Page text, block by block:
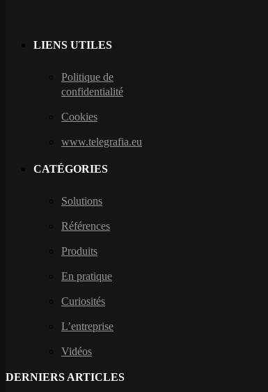
LIENS UTILES
Politique de
confidentialité
Cookies
www.telegrafia.eu
CATÉGORIES
Solutions
Références
Produits
En pratique
Curiosités
L’entreprise
Vidéos
DERNIERS ARTICLES